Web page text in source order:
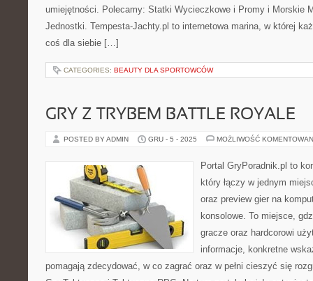
umiejętności. Polecamy: Statki Wycieczkowe i Promy i Morskie
Jednostki. Tempesta-Jachty.pl to internetowa marina, w której
coś dla siebie […]
CATEGORIES: BEAUTY DLA SPORTOWCÓW
GRY Z TRYBEM BATTLE ROYALE
POSTED BY ADMIN GRU - 5 - 2025 MOŻLIWOŚĆ
Portal GryPoradnik.pl to
który łączy w jednym
oraz preview gier na
konsolowe. To miejsce,
gracze oraz hardcorowi
informacje, konkretne
pomagają zdecydować, w co zagrać oraz w pełni cieszyć się